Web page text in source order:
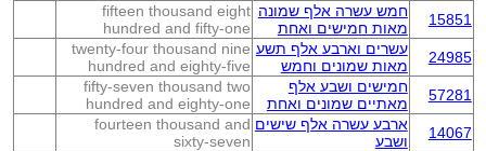
15851
חמש עשרה אלף שמונה
מאות חמישים ואחת
fifteen thousand eight
hundred and fifty-one
24985
עשרים וארבע אלף תשע
מאות שמונים וחמש
twenty-four thousand nine
hundred and eighty-five
57281
חמישים ושבע אלף
מאתיים שמונים ואחת
fifty-seven thousand two
hundred and eighty-one
14067
ארבע עשרה אלף שישים
ושבע
fourteen thousand and
sixty-seven